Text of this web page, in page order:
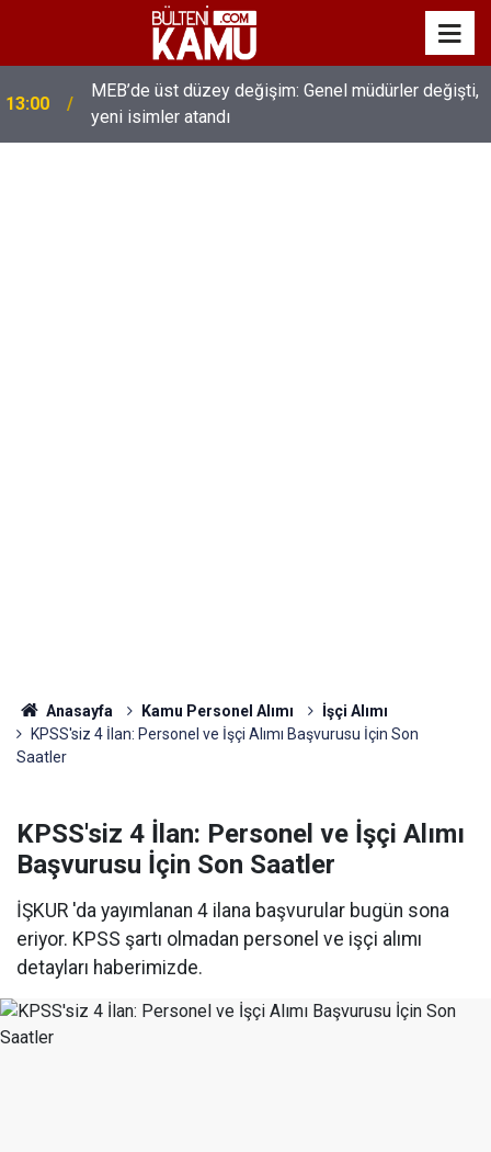
13:00
MEB’de üst düzey değişim: Genel müdürler değişti,
yeni isimler atandı
Anasayfa Kamu Personel Alımı
İşçi Alımı
KPSS'siz 4 İlan: Personel ve İşçi Alımı Başvurusu İçin Son
Saatler
KPSS'siz 4 İlan: Personel ve İşçi Alımı
Başvurusu İçin Son Saatler
İŞKUR 'da yayımlanan 4 ilana başvurular bugün sona
eriyor. KPSS şartı olmadan personel ve işçi alımı
detayları haberimizde.